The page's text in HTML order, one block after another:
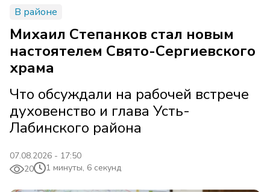
В районе
Михаил Степанков стал новым
настоятелем Свято-Сергиевского
храма
Что обсуждали на рабочей встрече
духовенство и глава Усть-
Лабинского района
07.08.2026 - 17:50
20
1 минуты, 6 секунд